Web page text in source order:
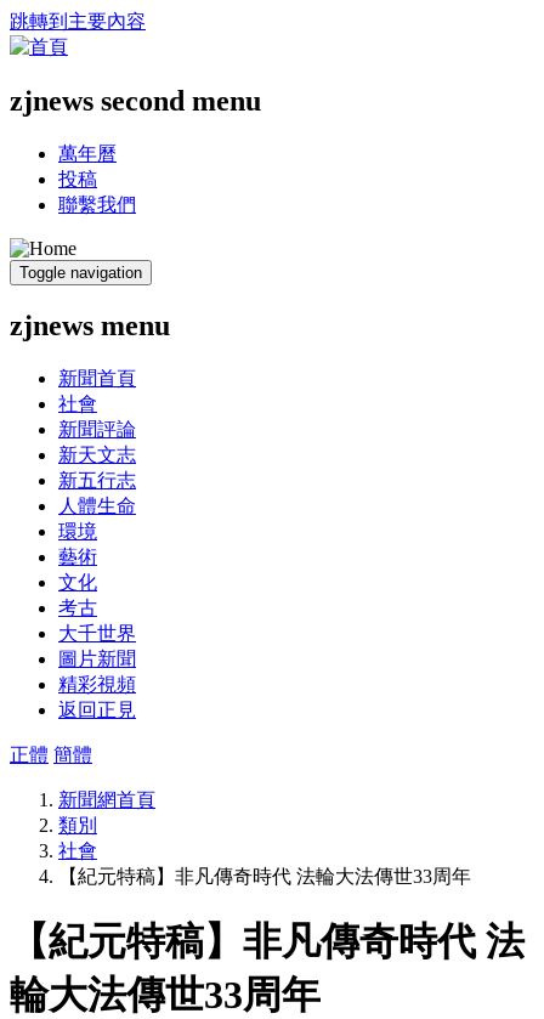
跳轉到主要內容
zjnews second menu
萬年曆
投稿
聯繫我們
Toggle navigation
zjnews menu
新聞首頁
社會
新聞評論
新天文志
新五行志
人體生命
環境
藝術
文化
考古
大千世界
圖片新聞
精彩視頻
返回正見
正體 簡體
新聞網首頁
類別
社會
【紀元特稿】非凡傳奇時代 法輪大法傳世33周年
【紀元特稿】非凡傳奇時代 法
輪大法傳世33周年